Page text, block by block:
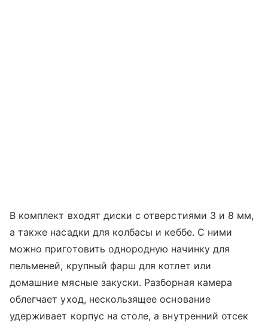
В комплект входят диски с отверстиями 3 и 8 мм,
а также насадки для колбасы и кеббе. С ними
можно приготовить однородную начинку для
пельменей, крупный фарш для котлет или
домашние мясные закуски. Разборная камера
облегчает уход, нескользящее основание
удерживает корпус на столе, а внутренний отсек